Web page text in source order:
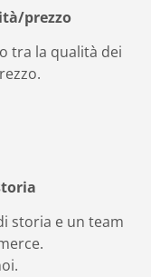
prezzo
tra la qualità dei
storia e un team